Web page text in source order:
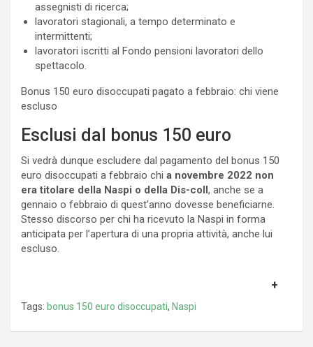
assegnisti di ricerca;
lavoratori stagionali, a tempo determinato e
intermittenti;
lavoratori iscritti al Fondo pensioni lavoratori dello
spettacolo.
Bonus 150 euro disoccupati pagato a febbraio: chi viene
escluso
Esclusi dal bonus 150 euro
Si vedrà dunque escludere dal pagamento del bonus 150
euro disoccupati a febbraio chi a novembre 2022 non
era titolare della Naspi o della Dis-coll , anche se a
gennaio o febbraio di quest’anno dovesse beneficiarne.
Stesso discorso per chi ha ricevuto la Naspi in forma
anticipata per l’apertura di una propria attività, anche lui
escluso.
Tags: bonus 150 euro disoccupati, Naspi